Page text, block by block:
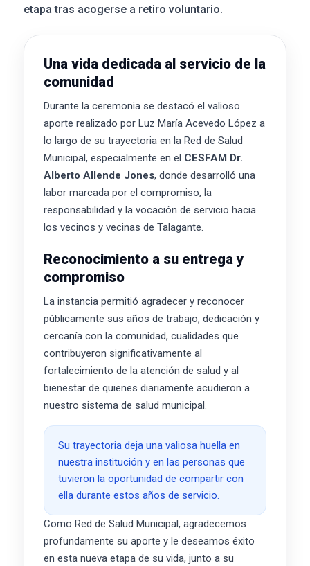
etapa tras acogerse a retiro voluntario.
Una vida dedicada al servicio de la
comunidad
Durante la ceremonia se destacó el valioso
aporte realizado por Luz María Acevedo López a
lo largo de su trayectoria en la Red de Salud
Municipal, especialmente en el CESFAM Dr.
Alberto Allende Jones, donde desarrolló una
labor marcada por el compromiso, la
responsabilidad y la vocación de servicio hacia
los vecinos y vecinas de Talagante.
Reconocimiento a su entrega y
compromiso
La instancia permitió agradecer y reconocer
públicamente sus años de trabajo, dedicación y
cercanía con la comunidad, cualidades que
contribuyeron significativamente al
fortalecimiento de la atención de salud y al
bienestar de quienes diariamente acudieron a
nuestro sistema de salud municipal.
Su trayectoria deja una valiosa huella en
nuestra institución y en las personas que
tuvieron la oportunidad de compartir con
ella durante estos años de servicio.
Como Red de Salud Municipal, agradecemos
profundamente su aporte y le deseamos éxito
en esta nueva etapa de su vida, junto a su